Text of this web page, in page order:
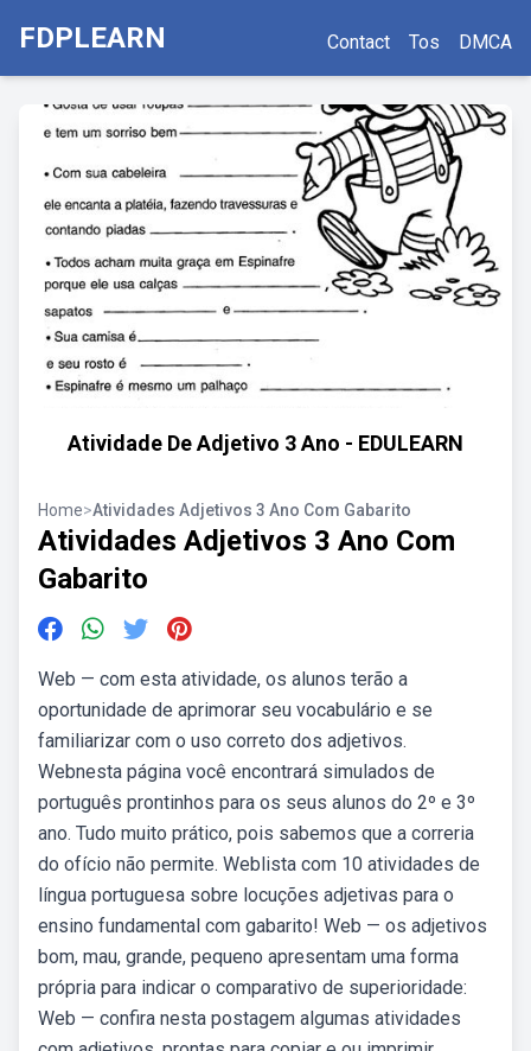
FDPLEARN Contact Tos DMCA
Atividade De Adjetivo 3 Ano - EDULEARN
Home>Atividades Adjetivos 3 Ano Com Gabarito
Atividades Adjetivos 3 Ano Com
Gabarito
Web — com esta atividade, os alunos terão a
oportunidade de aprimorar seu vocabulário e se
familiarizar com o uso correto dos adjetivos.
Webnesta página você encontrará simulados de
português prontinhos para os seus alunos do 2º e 3º
ano. Tudo muito prático, pois sabemos que a correria
do ofício não permite. Weblista com 10 atividades de
língua portuguesa sobre locuções adjetivas para o
ensino fundamental com gabarito! Web — os adjetivos
bom, mau, grande, pequeno apresentam uma forma
própria para indicar o comparativo de superioridade:
Web — confira nesta postagem algumas atividades